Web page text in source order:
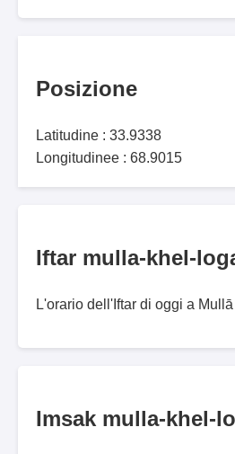
Posizione
Latitudine : 33.9338
Longitudinee : 68.9015
Iftar mulla-khel-
L'orario dell'Iftar di oggi a
Imsak mulla-khel-